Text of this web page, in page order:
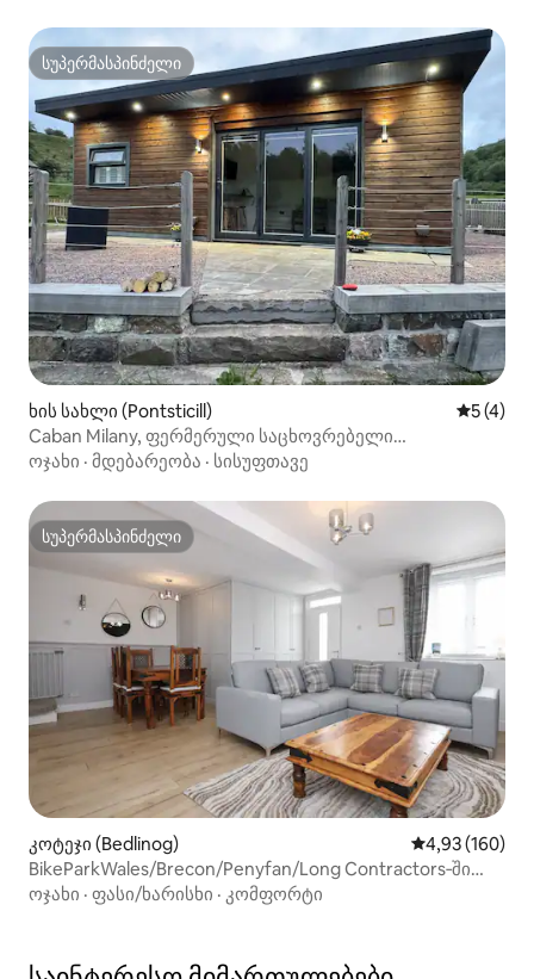
სუპერმასპინძელი
სუპერმასპინძელი
ხის სახლი (Pontsticill)
5 (4)
Caban Milany, ფერმერული საცხოვრებელი
ბრეკონ‑ბიკონსში
ოჯახი · მდებარეობა · სისუფთავე
სუპერმასპინძელი
სუპერმასპინძელი
კოტეჯი (Bedlinog) საშუალო
4,93 (160)
BikeParkWales/Brecon/Penyfan/Long Contractors‑ში
სტუმრობა
ოჯახი · ფასი/ხარისხი · კომფორტი